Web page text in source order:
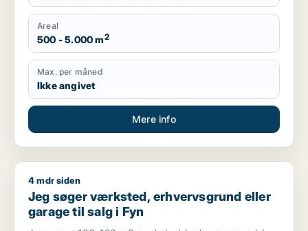
Areal
500 - 5.000 m2
Max. per måned
Ikke angivet
Mere info
Jeg søger værksted, erhvervsgrund eller garage til salg i
4 mdr siden
Jeg søger værksted, erhvervsgrund eller
garage til salg i Fyn